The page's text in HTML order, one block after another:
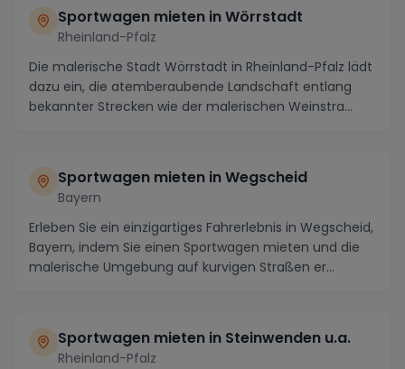
Sportwagen mieten in Wörrstadt
Rheinland-Pfalz
Die malerische Stadt Wörrstadt in Rheinland-Pfalz lädt
dazu ein, die atemberaubende Landschaft entlang
bekannter Strecken wie der malerischen Weinstra...
Sportwagen mieten in Wegscheid
Bayern
Erleben Sie ein einzigartiges Fahrerlebnis in Wegscheid,
Bayern, indem Sie einen Sportwagen mieten und die
malerische Umgebung auf kurvigen Straßen er...
Sportwagen mieten in Steinwenden u.a.
Rheinland-Pfalz